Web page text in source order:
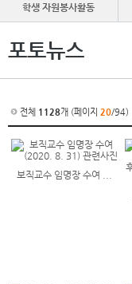
학생 자원봉사활동
포토뉴스
전체 1128개 (페이지 20/94)
보직교수 임명장 수여 ...